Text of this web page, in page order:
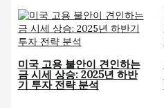
미국 고용 불안이 견인하는
금 시세 상승: 2025년 하반
기 투자 전략 분석